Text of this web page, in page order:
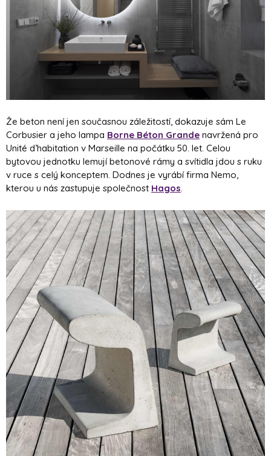
Že beton není jen současnou záležitostí, dokazuje sám Le
Corbusier a jeho lampa Borne Béton Grande navržená pro
Unité d’habitation v Marseille na počátku 50. let. Celou
bytovou jednotku lemují betonové rámy a svítidla jdou s ruku
v ruce s celý konceptem. Dodnes je vyrábí firma Nemo,
kterou u nás zastupuje společnost Hagos.